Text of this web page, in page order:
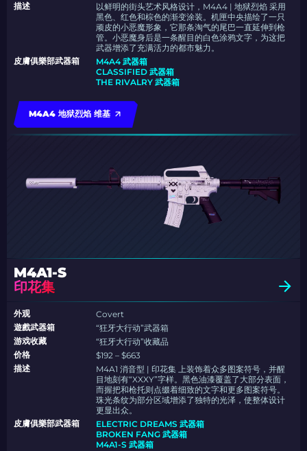
描述
以鲜明的街头艺术风格设计，M4A4 | 地狱烈焰 采用
黑色、红色和棕色的渐变涂装。机匣中央描绘了一只
顽皮的小恶魔形象，它那条淘气的尾巴一直延伸到枪
管。小恶魔身后是一条醒目的白色涂鸦文字，为这把
武器增添了充满活力的都市魅力。
皮膚俱樂部武器箱
M4A4 武器箱
CLASSIFIED 武器箱
THE RIVALRY 武器箱
M4A4 地狱烈焰 维基
M4A1-S
印花集
外观
Covert
遊戲武器箱
“狂牙大行动”武器箱
游戏收藏
“狂牙大行动”收藏品
价格
$192 – $663
描述
M4A1 消音型 | 印花集 上装饰着众多图案符号，并醒
目地刻有“XXXY”字样。黑色油漆覆盖了大部分表面，
而握把和枪托则点缀着细致的文字和更多图案符号。
珠光条纹为部分区域增添了独特的光泽，使整体设计
更显出众。
皮膚俱樂部武器箱
ELECTRIC DREAMS 武器箱
BROKEN FANG 武器箱
M4A1-S 武器箱